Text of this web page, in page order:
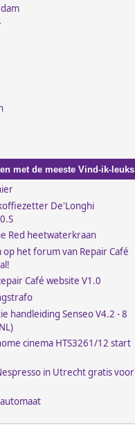
met de meeste Vind-ik-leuks
De'Longhi
Red heetwaterkraan
op het forum van Repair Café
Café website V1.0
handleiding Senseo V4.2 - 8
cinema HTS3261/12 start
in Utrecht gratis voor